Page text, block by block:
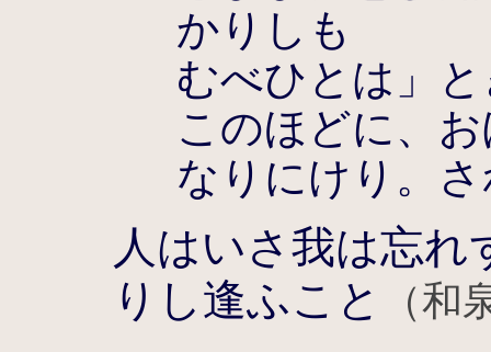
かりしも
むべひとは」
このほどに、
なりにけり。
人はいさ我は忘
りし逢ふこと
（和